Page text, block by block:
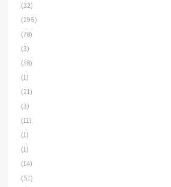
(32)
(295)
(78)
(3)
(38)
(1)
(21)
(3)
(11)
(1)
(1)
(14)
(51)